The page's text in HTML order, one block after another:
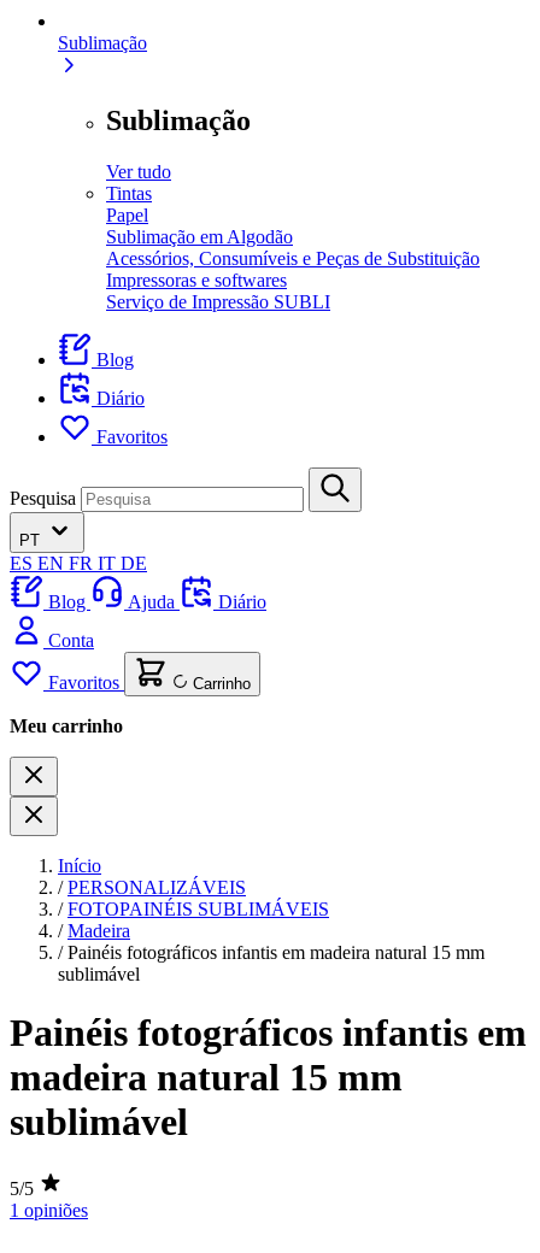
Sublimação
Sublimação
Ver tudo
Tintas
Papel
Sublimação em Algodão
Acessórios, Consumíveis e Peças de Substituição
Impressoras e softwares
Serviço de Impressão SUBLI
Blog
Diário
Favoritos
Pesquisa
PT
ES EN FR IT DE
Blog
Ajuda
Diário
Conta
Favoritos Carrinho
Meu carrinho
Início
/ PERSONALIZÁVEIS
/ FOTOPAINÉIS SUBLIMÁVEIS
/ Madeira
/ Painéis fotográficos infantis em madeira natural 15 mm
sublimável
Painéis fotográficos infantis em
madeira natural 15 mm
sublimável
5/5
1 opiniões